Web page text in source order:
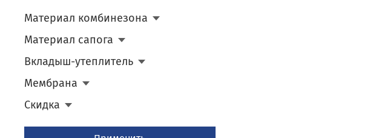
Материал комбинезона
Материал сапога
Вкладыш-утеплитель
Мембрана
Скидка